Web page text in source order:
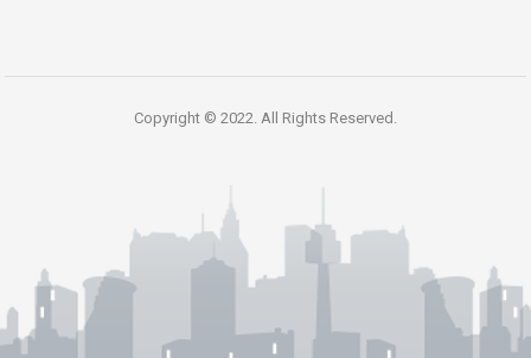
Copyright © 2022. All Rights Reserved.